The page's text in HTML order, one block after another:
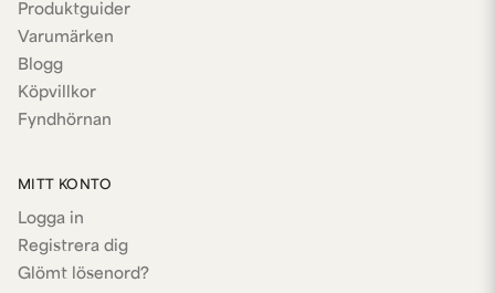
Produktguider
Varumärken
Blogg
Köpvillkor
Fyndhörnan
MITT KONTO
Logga in
Registrera dig
Glömt lösenord?